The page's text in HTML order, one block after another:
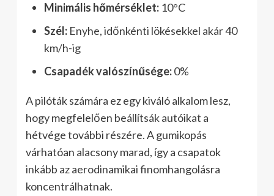
Minimális hőmérséklet: 10°C
Szél: Enyhe, időnkénti lökésekkel akár 40
km/h-ig
Csapadék valószínűsége:0%
A pilóták számára ez egy kiváló alkalom lesz,
hogy megfelelően beállítsák autóikat a
hétvége további részére. A gumikopás
várhatóan alacsony marad, így a csapatok
inkább az aerodinamikai finomhangolásra
koncentrálhatnak.